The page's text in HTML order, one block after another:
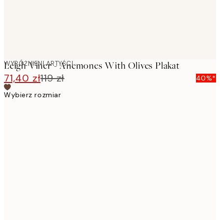
WYRÓŻNIENI ARTYŚCI
Leigh Viner - Anemones With Olives Plakat
71,40 zł119 zł
40%*
Wybierz rozmiar